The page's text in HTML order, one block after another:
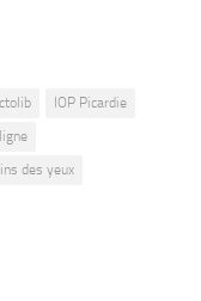
IOP Picardie
des yeux